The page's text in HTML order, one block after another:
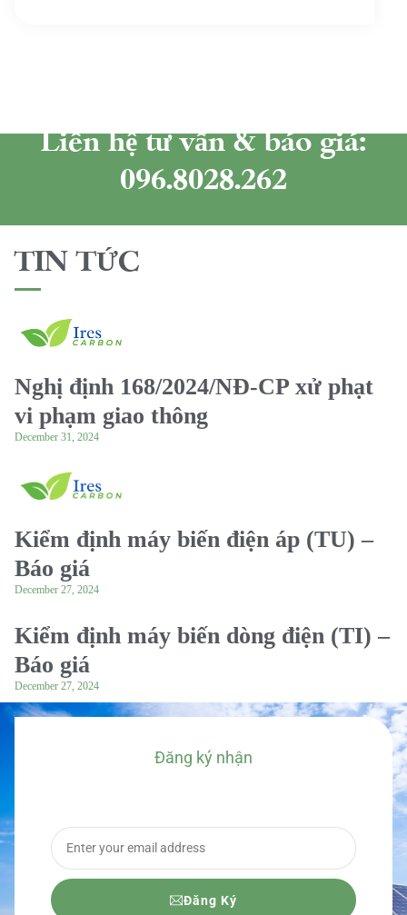
Liên hệ tư vấn & báo giá:
096.8028.262
TIN TỨC
Nghị định 168/2024/NĐ-CP xử phạt
vi phạm giao thông
December 31, 2024
Kiểm định máy biến điện áp (TU) –
Báo giá
December 27, 2024
Kiểm định máy biến dòng điện (TI) –
Báo giá
December 27, 2024
Đăng ký nhận
Đăng Ký